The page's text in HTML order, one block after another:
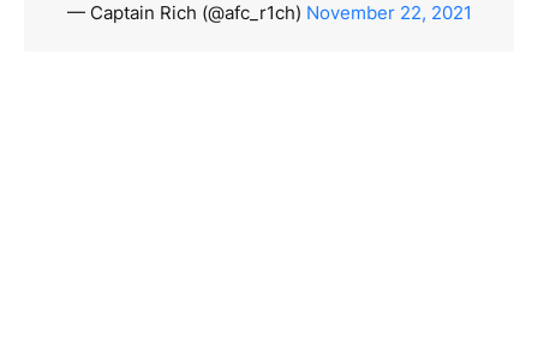
— Captain Rich (@afc_r1ch) November 22, 2021